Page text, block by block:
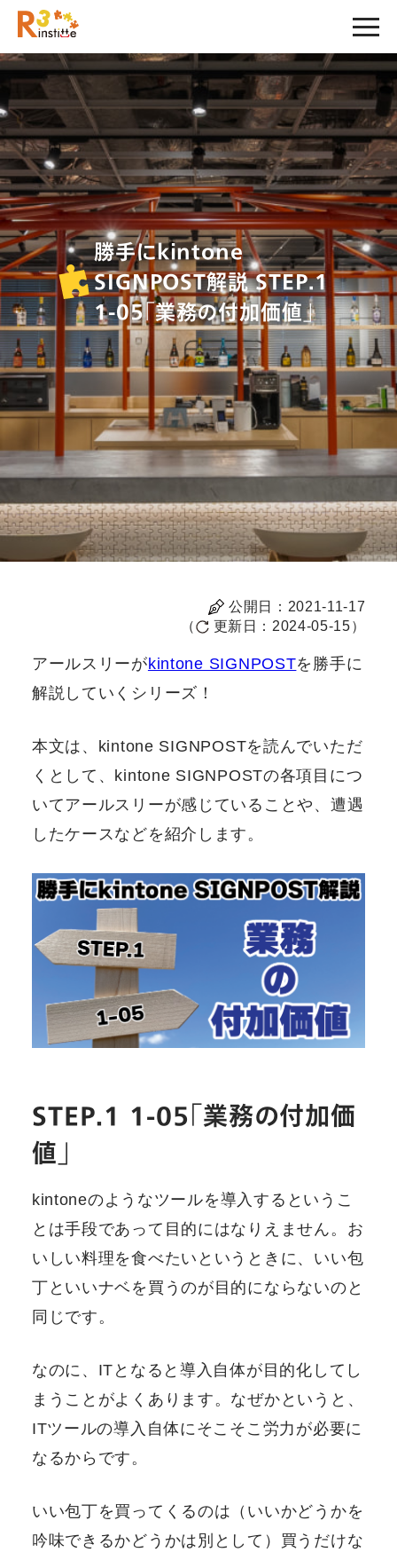
勝手にkintone
SIGNPOST解説 STEP.1
1-05「業務の付加価値」
公開日： 2021-11-17
（
更新日： 2024-05-15）
アールスリーがkintone SIGNPOSTを勝手に
解説していくシリーズ！
本文は、kintone SIGNPOSTを読んでいただ
くとして、kintone SIGNPOSTの各項目につ
いてアールスリーが感じていることや、遭遇
したケースなどを紹介します。
STEP.1 1-05「業務の付加価
値」
kintoneのようなツールを導入するというこ
とは手段であって目的にはなりえません。お
いしい料理を食べたいというときに、いい包
丁といいナベを買うのが目的にならないのと
同じです。
なのに、ITとなると導入自体が目的化してし
まうことがよくあります。なぜかというと、
ITツールの導入自体にそこそこ労力が必要に
なるからです。
いい包丁を買ってくるのは（いいかどうかを
吟味できるかどうかは別として）買うだけな